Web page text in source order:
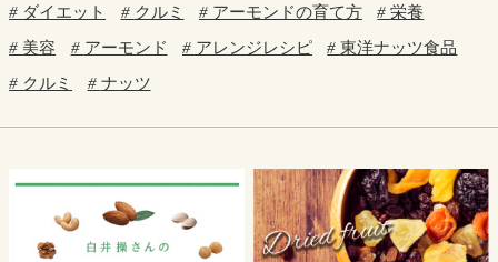
ダイエット クルミ アーモンドの育て方
栄養
美容
アーモンド アレンジレシピ
東洋ナッツ食品
クルミ
ナッツ